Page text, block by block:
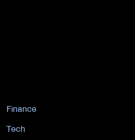
Finance
Tech